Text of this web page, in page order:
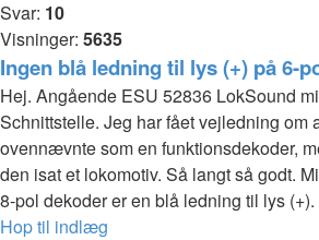
Svar: 10
Visninger: 5635
Ingen blå ledning til lys (+) på 6-
Hej. Angående ESU 52836 LokSound
Schnittstelle. Jeg har fået vejledning om
ovennævnte som en funktionsdekoder,
den isat et lokomotiv. Så langt så godt.
8-pol dekoder er en blå ledning til lys
Hop til indlæg